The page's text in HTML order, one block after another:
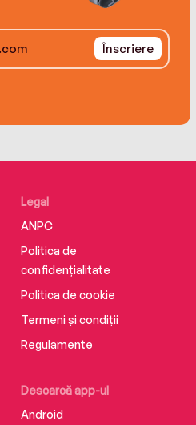
Înscriere
Descarcă app-ul
Android
Legal
ANPC
Politica de
confidențialitate
Politica de cookie
Termeni și condiții
Regulamente